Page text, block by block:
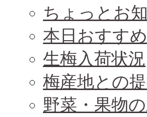
ちょっとお
本日おすす
生梅入荷状況
梅産地との
野菜・果物